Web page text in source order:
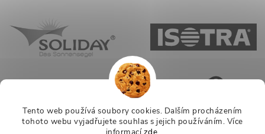
Tento web používá soubory cookies. Dalším procházením
tohoto webu vyjadřujete souhlas s jejich používáním. Více